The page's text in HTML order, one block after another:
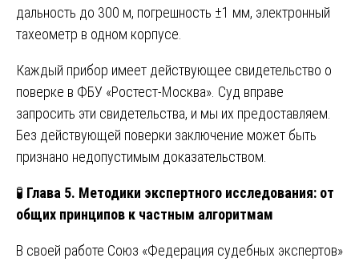
дальность до 300 м, погрешность ±1 мм, электронный
тахеометр в одном корпусе.
Каждый прибор имеет действующее свидетельство о
поверке в ФБУ «Ростест-Москва». Суд вправе
запросить эти свидетельства, и мы их предоставляем.
Без действующей поверки заключение может быть
признано недопустимым доказательством.
🧪 Глава 5. Методики экспертного исследования: от
общих принципов к частным алгоритмам
В своей работе Союз «Федерация судебных экспертов»